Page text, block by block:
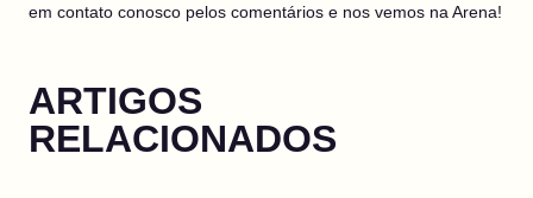
em contato conosco pelos comentários e nos vemos na Arena!
ARTIGOS
RELACIONADOS